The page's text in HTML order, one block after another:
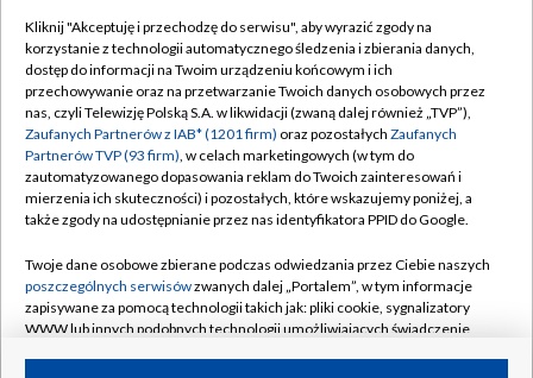
TVP
Abonament TVP
Emisja w TVP
Centrum informacji TVP
Naziemna Telewizja Cyfrowa
Rada Programowa
System NOS
Informacje o nadawcy
Regulamin TVP
Polityka prywatności
Moje zgody
Pomoc
Kontakt
Kanały
Kliknij "Akceptuję i przechodzę do serwisu", aby wyrazić zgody na
korzystanie z technologii automatycznego śledzenia i zbierania danych,
dostęp do informacji na Twoim urządzeniu końcowym i ich
przechowywanie oraz na przetwarzanie Twoich danych osobowych przez
nas, czyli Telewizję Polską S.A. w likwidacji (zwaną dalej również „TVP”),
Zaufanych Partnerów z IAB* (1201 firm) oraz pozostałych Zaufanych
Partnerów TVP (93 firm), w celach marketingowych (w tym do
zautomatyzowanego dopasowania reklam do Twoich zainteresowań i
mierzenia ich skuteczności) i pozostałych, które wskazujemy poniżej, a
także zgody na udostępnianie przez nas identyfikatora PPID do Google.
Twoje dane osobowe zbierane podczas odwiedzania przez Ciebie naszych
poszczególnych serwisówzwanych dalej „Portalem”, w tym informacje
zapisywane za pomocą technologii takich jak: pliki cookie, sygnalizatory
WWW lub innych podobnych technologii umożliwiających świadczenie